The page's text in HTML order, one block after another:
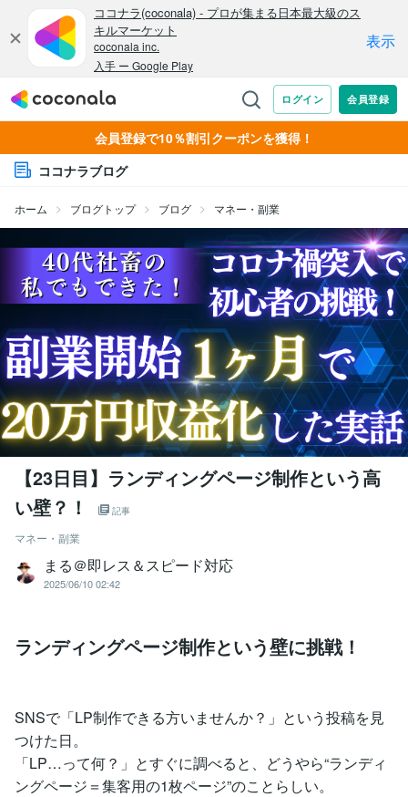
会員登録で10％割引クーポンを獲得！
ココナラブログ
ホーム ブログトップ ブログ マネー・副業
【23日目】ランディングページ制作という高
い壁？！
記事
マネー・副業
まる＠即レス＆スピード対応
2025/06/10 02:42
ランディングページ制作という壁に挑戦！
SNSで「LP制作できる方いませんか？」という投稿を見
つけた日。
「LP…って何？」とすぐに調べると、どうやら“ランディ
ングページ＝集客用の1枚ページ”のことらしい。